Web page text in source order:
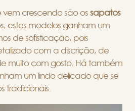
crescendo são os sapatos
estes modelos ganham um
de sofisticação, pois
com a discrição, de
muito com gosto. Há também
um lindo delicado que se
tradicionais.